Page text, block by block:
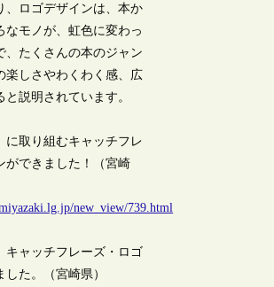
、ロゴデザインは、本か
なモノが、虹色に変わっ
、たくさんの本のジャン
楽しさやわくわく感、広
説明されています。
に取り組むキャッチフレ
ができました！（宮崎
new_view/739.html
キャッチフレーズ・ロゴ
た。（宮崎県）